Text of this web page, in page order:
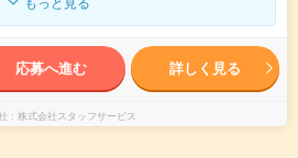
応募へ進む 詳しく見る
株式会社スタッフサービス